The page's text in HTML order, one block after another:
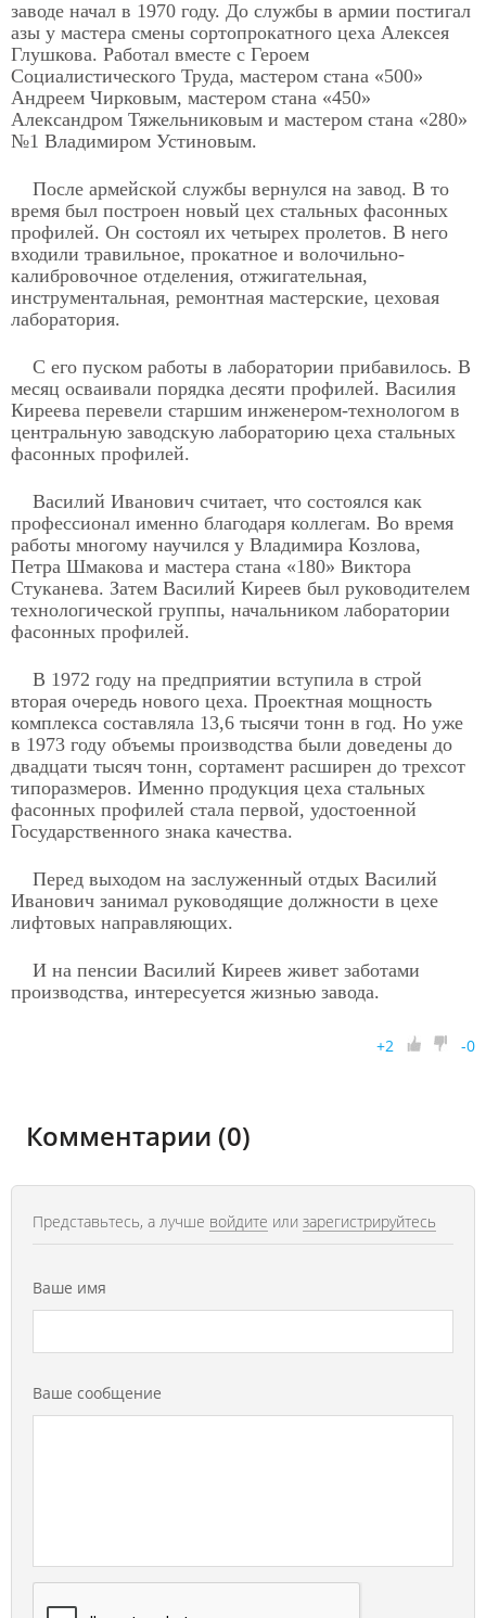
заводе начал в 1970 году. До службы в армии постигал
азы у мастера смены сортопрокатного цеха Алексея
Глушкова. Работал вместе с Героем
Социалистического Труда, мастером стана «500»
Андреем Чирковым, мастером стана «450»
Александром Тяжельниковым и мастером стана «280»
№1 Владимиром Устиновым.
После армейской службы вернулся на завод. В то
время был построен новый цех стальных фасонных
профилей. Он состоял их четырех пролетов. В него
входили травильное, прокатное и волочильно-
калибровочное отделения, отжигательная,
инструментальная, ремонтная мастерские, цеховая
лаборатория.
С его пуском работы в лаборатории прибавилось. В
месяц осваивали порядка десяти профилей. Василия
Киреева перевели старшим инженером-технологом в
центральную заводскую лабораторию цеха стальных
фасонных профилей.
Василий Иванович считает, что состоялся как
профессионал именно благодаря коллегам. Во время
работы многому научился у Владимира Козлова,
Петра Шмакова и мастера стана «180» Виктора
Стуканева. Затем Василий Киреев был руководителем
технологической группы, начальником лаборатории
фасонных профилей.
В 1972 году на предприятии вступила в строй
вторая очередь нового цеха. Проектная мощность
комплекса составляла 13,6 тысячи тонн в год. Но уже
в 1973 году объемы производства были доведены до
двадцати тысяч тонн, сортамент расширен до трехсот
типоразмеров. Именно продукция цеха стальных
фасонных профилей стала первой, удостоенной
Государственного знака качества.
Перед выходом на заслуженный отдых Василий
Иванович занимал руководящие должности в цехе
лифтовых направляющих.
И на пенсии Василий Киреев живет заботами
производства, интересуется жизнью завода.
+2 -0
Комментарии (0)
Представьтесь, а лучше войдите или зарегистрируйтесь
Ваше имя
Ваше сообщение